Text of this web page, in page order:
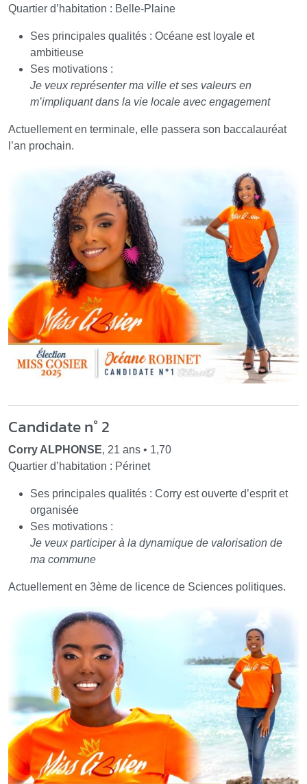
Quartier d’habitation : Belle-Plaine
Ses principales qualités : Océane est loyale et
ambitieuse
Ses motivations :
Je veux représenter ma ville et ses valeurs en
m’impliquant dans la vie locale avec engagement
Actuellement en terminale, elle passera son baccalauréat
l’an prochain.
Candidate n° 2
Corry ALPHONSE, 21 ans • 1,70
Quartier d’habitation : Périnet
Ses principales qualités : Corry est ouverte d’esprit et
organisée
Ses motivations :
Je veux participer à la dynamique de valorisation de
ma commune
Actuellement en 3ème de licence de Sciences politiques.